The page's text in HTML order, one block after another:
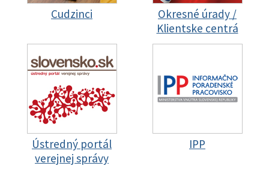
Cudzinci
Okresné úrady /
Klientske centrá
Ústredný portál
verejnej správy
IPP